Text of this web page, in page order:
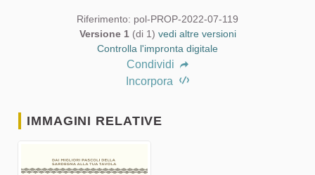
Riferimento: pol-PROP-2022-07-119
Versione 1(di 1) vedi altre versioni
Controlla l'impronta digitale
Condividi
Incorpora
IMMAGINI RELATIVE